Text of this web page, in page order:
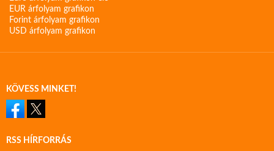
EUR árfolyam grafikon
Forint árfolyam grafikon
USD árfolyam grafikon
KÖVESS MINKET!
RSS HÍRFORRÁS